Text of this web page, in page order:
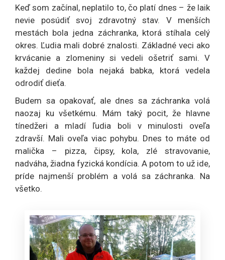
Keď som začínal, neplatilo to, čo platí dnes – že laik
nevie posúdiť svoj zdravotný stav. V menších
mestách bola jedna záchranka, ktorá stíhala celý
okres. Ľudia mali dobré znalosti. Základné veci ako
krvácanie a zlomeniny si vedeli ošetriť sami. V
každej dedine bola nejaká babka, ktorá vedela
odrodiť dieťa.
Budem sa opakovať, ale dnes sa záchranka volá
naozaj ku všetkému. Mám taký pocit, že hlavne
tínedžeri a mladí ľudia boli v minulosti oveľa
zdravší. Mali oveľa viac pohybu. Dnes to máte od
malička – pizza, čipsy, kola, zlé stravovanie,
nadváha, žiadna fyzická kondícia. A potom to už ide,
príde najmenší problém a volá sa záchranka. Na
všetko.